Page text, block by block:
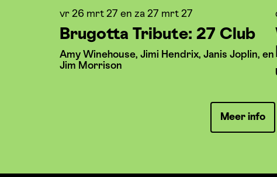
Brugotta Tribute: 27 Club
Amy Winehouse, Jimi Hendrix, Janis Joplin, en
Jim Morrison
vr 26 mrt 27 en za 27 mrt 27
Meer info